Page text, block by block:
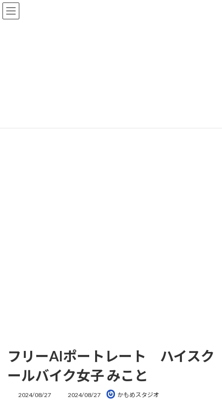
コ
ン
ナ
ビ
フリーAIポートレート ハイスク
ールバイク女子 みこと
2024/08/27
最
2024/08/27 かもめスタジオ